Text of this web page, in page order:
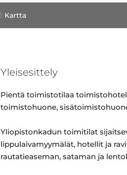
Kartta
Yleisesittely
Pientä toimistotilaa
toimistohuone,
Yliopistonkadun toimitilat
lippulaivamyymälät, hotellit ja
rautatieaseman, sataman ja